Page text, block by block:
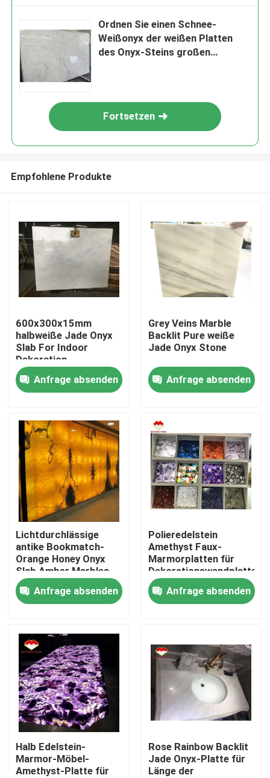
Zu Hause
Produkte
Über uns
Werksbesichtigung
Qualitätskontrolle
Neuigkeiten
Rechtssachen
Bitte um ein Angebot
Granit-Steinplatten
Ordnen Sie einen Schnee-
Weißonyx der weißen Platten
des Onyx-Steins großen
Fortsetzen
Empfohlene Produkte
600x300x15mm
halbweiße Jade Onyx
Slab For Indoor
Dekoration
Anfrage absenden
Grey Veins Marble
Backlit Pure weiße
Jade Onyx Stone
Anfrage absenden
Lichtdurchlässige
antike Bookmatch-
Orange Honey Onyx
Slab Amber Marbles
Anfrage absenden
Polieredelstein
Amethyst Faux-
Marmorplatten für
Dekorationswandplatte
Anfrage absenden
Halb Edelstein-
Marmor-Möbel-
Amethyst-Platte für
Rose Rainbow Backlit
Jade Onyx-Platte für
Länge der